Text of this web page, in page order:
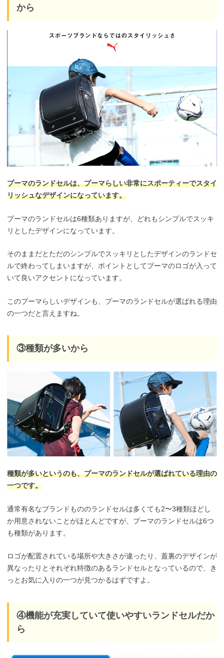
から
プーマのランドセルは、プーマらしい非常にスポーティーでスタイ
リッシュなデザインになっています。
プーマのランドセルは6種類ありますが、どれもシンプルでスッキ
リとしたデザインになっています。
そのままだとただのシンプルでスッキリとしたデザインのランドセ
ルで終わってしまいますが、ポイントとしてプーマのロゴが入って
いて良いアクセントになっています。
このプーマらしいデザインも、プーマのランドセルが選ばれる理由
の一つだと言えますね。
③種類が多いから
種類が多いというのも、プーマのランドセルが選ばれている理由の
一つです。
通常有名なブランドもののランドセルは多くても2〜3種類ほどし
か用意されないことがほとんどですが、プーマのランドセルは6つ
も種類があります。
ロゴが配置されている場所や大きさが違ったり、蓋裏のデザインが
異なったりとそれぞれ特徴のあるランドセルとなっているので、き
っとお気に入りの一つが見つかるはずですよ。
④機能が充実していて使いやすいランドセルだか
ら